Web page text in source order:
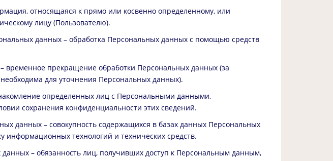
относящаяся к прямо или косвенно определенному, или
лицу (Пользователю).
данных – обработка Персональных данных с помощью средств
временное прекращение обработки Персональных данных (за
для уточнения Персональных данных).
определенных лиц с Персональными данными,
сохранения конфиденциальности этих сведений.
данных – совокупность содержащихся в базах данных Персональных
технологий и технических средств.
– обязанность лиц, получивших доступ к Персональным данным,